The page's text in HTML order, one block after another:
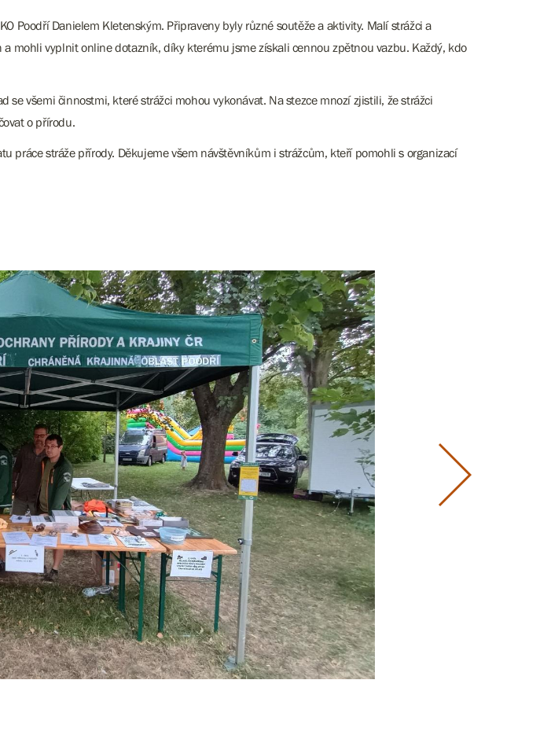
Poodří Danielem Kletenským. Připraveny byly různé soutěže a aktivity. Malí strážci a
mohli vyplnit online dotazník, díky kterému jsme získali cennou zpětnou vazbu. Každý, kdo
všemi činnostmi, které strážci mohou vykonávat. Na stezce mnozí zjistili, že strážci
o přírodu.
stráže přírody. Děkujeme všem návštěvníkům i strážcům, kteří pomohli s organizací